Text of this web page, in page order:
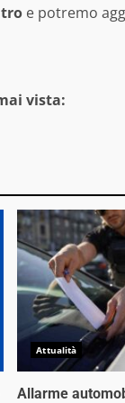
e potremo
vista:
Attualità
Allarme